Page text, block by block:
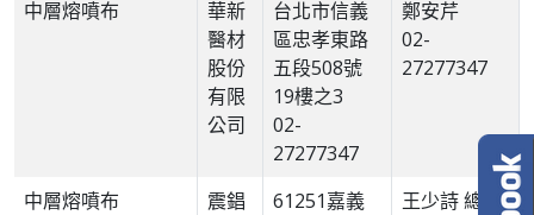
中層熔噴布
華新
醫材
股份
有限
公司
台北市信義
區忠孝東路
五段508號
19樓之3
02-
27277347
鄭安芹
02-
27277347
中層熔噴布
震錩
61251嘉義
王少詩 總經